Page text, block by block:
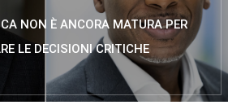
NON È ANCORA MATURA PER
LE DECISIONI CRITICHE